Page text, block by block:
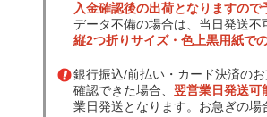
入金確認後の出荷となりますので
データ不備の場合は、当日発送不
縦2つ折りサイズ・色上黒用紙で
銀行振込/前払い・カード決済の
確認できた場合、 翌営業日発送可
業日発送となります。お急ぎの場